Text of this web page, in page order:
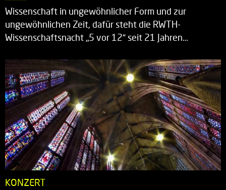
Wissenschaft in ungewöhnlicher Form und zur
ungewöhnlichen Zeit, dafür steht die RWTH-
Wissenschaftsnacht „5 vor 12“ seit 21 Jahren…
KONZERT